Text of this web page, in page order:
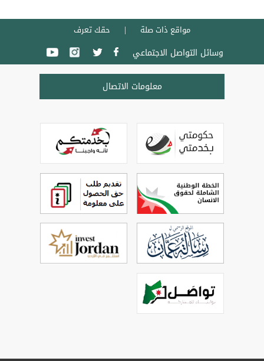
مواقع ذات صلة حقك تعرف
وسائل التواصل الاجتماعي
معلومات الاتصال